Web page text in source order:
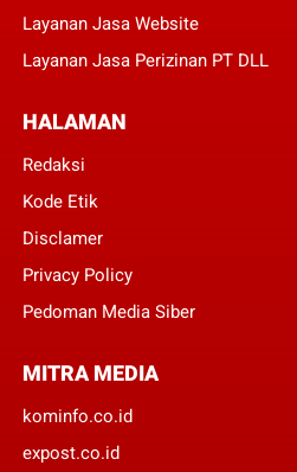
Layanan Jasa Website
Layanan Jasa Perizinan PT DLL
HALAMAN
Redaksi
Kode Etik
Disclamer
Privacy Policy
Pedoman Media Siber
MITRA MEDIA
kominfo.co.id
expost.co.id